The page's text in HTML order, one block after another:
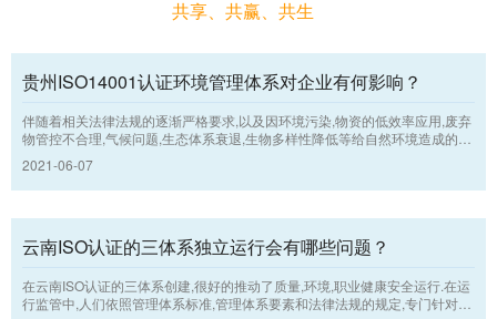
共享、共赢、共生
贵州ISO14001认证环境管理体系对企业有何影响？
伴随着相关法律法规的逐渐严格要求,以及因环境污染,物资的低效率应用,废弃
物管控不合理,气候问题,生态体系衰退,生物多样性降低等给自然环境造成的负
各机构运用执行贵州ISO认证的环境管理体系,运用系统的方式开展环境管理,
以求为“自然环境支柱”的可持续发展贡献力量.
2021-06-07
云南ISO认证的三体系独立运行会有哪些问题？
在云南ISO认证的三体系创建,很好的推动了质量,环境,职业健康安全运行.在运
行监管中,人们依照管理体系标准,管理体系要素和法律法规的规定,专门针对生